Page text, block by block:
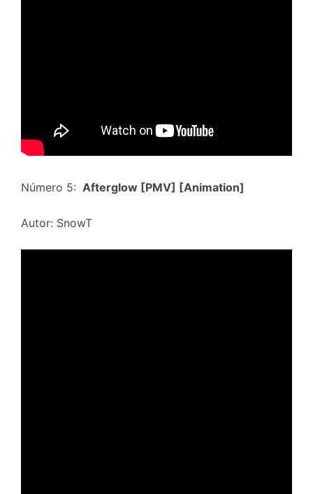
Número 5: Afterglow [PMV] [Animation]
Autor: SnowT